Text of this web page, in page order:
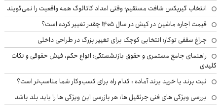
انتخاب گیربکس شافت مستقیم؛ وقتی اعداد کاتالوگ همه واقعیت را نمی‌گویند
قیمت اجاره ماشین در کیش در سال ۱۴۰۵ چقدر تغییر کرده است؟
چراغ سقفی توکار؛ انتخابی کوچک برای تغییر بزرگ در طراحی داخلی
راهنمای جامع مستمری و حقوق بازنشستگی؛ انواع حکم، فیش حقوقی و نکات
کلیدی
ثبت برند یا خرید برند آماده : کدام راه برای کسب‌وکار شما مناسب‌تر است؟
بررسی ویژگی های فنی جرثقیل ها: هر بازرسی این ویژگی ها را باید بلد باشد